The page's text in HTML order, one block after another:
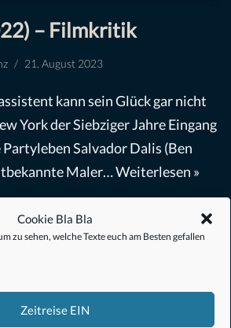
Cookie Bla Bla
zu sehen, welche Texte euch am Besten gefallen
Zeitreise EIN
– Filmkritik
21. August 2023
kann sein Glück gar nicht
York der Siebziger Jahre Eingang
Salvador Dalis (Ben
Maler…Weiterlesen »